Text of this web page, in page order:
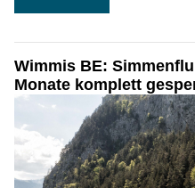
Wimmis BE:
Monate komplett